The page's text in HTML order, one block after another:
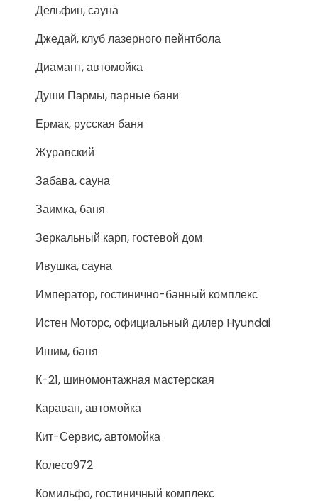
Дельфин, сауна
Джедай, клуб лазерного пейнтбола
Диамант, автомойка
Души Пармы, парные бани
Ермак, русская баня
Журавский
Забава, сауна
Заимка, баня
Зеркальный карп, гостевой дом
Ивушка, сауна
Император, гостинично-банный комплекс
Истен Моторс, официальный дилер Hyundai
Ишим, баня
К-21, шиномонтажная мастерская
Караван, автомойка
Кит-Сервис, автомойка
Колесо972
Комильфо, гостиничный комплекс